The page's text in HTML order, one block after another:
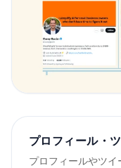
プロフィール・
プロフィールやツ